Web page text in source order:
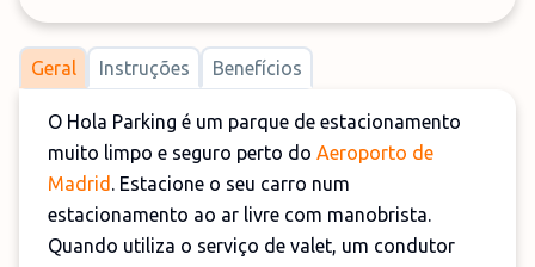
Geral Instruções Benefícios
O Hola Parking é um parque de estacionamento
muito limpo e seguro perto do Aeroporto de
Madrid . Estacione o seu carro num
estacionamento ao ar livre com manobrista.
Quando utiliza o serviço de valet, um condutor